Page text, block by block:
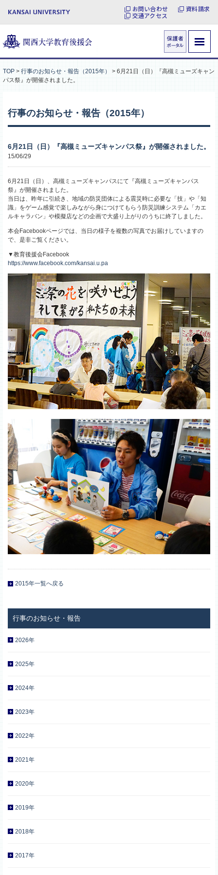
お問い合わせ
資料請求
交通アクセス
TOP> 行事のお知らせ・報告（2015年） > 6月21日（日）『高槻ミューズキャン
パス祭』が開催されました。
行事のお知らせ・報告（2015年）
6月21日（日）『高槻ミューズキャンパス祭』が開催されました。
15/06/29
6月21日（日）、高槻ミューズキャンパスにて『高槻ミューズキャンパス
祭』が開催されました。
当日は、昨年に引続き、地域の防災団体による震災時に必要な「技」や「知
識」をゲーム感覚で楽しみながら身につけてもらう防災訓練システム「カエ
ルキャラバン」や模擬店などの企画で大盛り上がりのうちに終了しました。
本会Facebookページでは、当日の様子を複数の写真でお届けしていますの
で、是非ご覧ください。
▼教育後援会Facebook
https://www.facebook.com/kansai.u.pa
2015年一覧へ戻る
2026年
2025年
2024年
2023年
2022年
2021年
2020年
2019年
2018年
2017年